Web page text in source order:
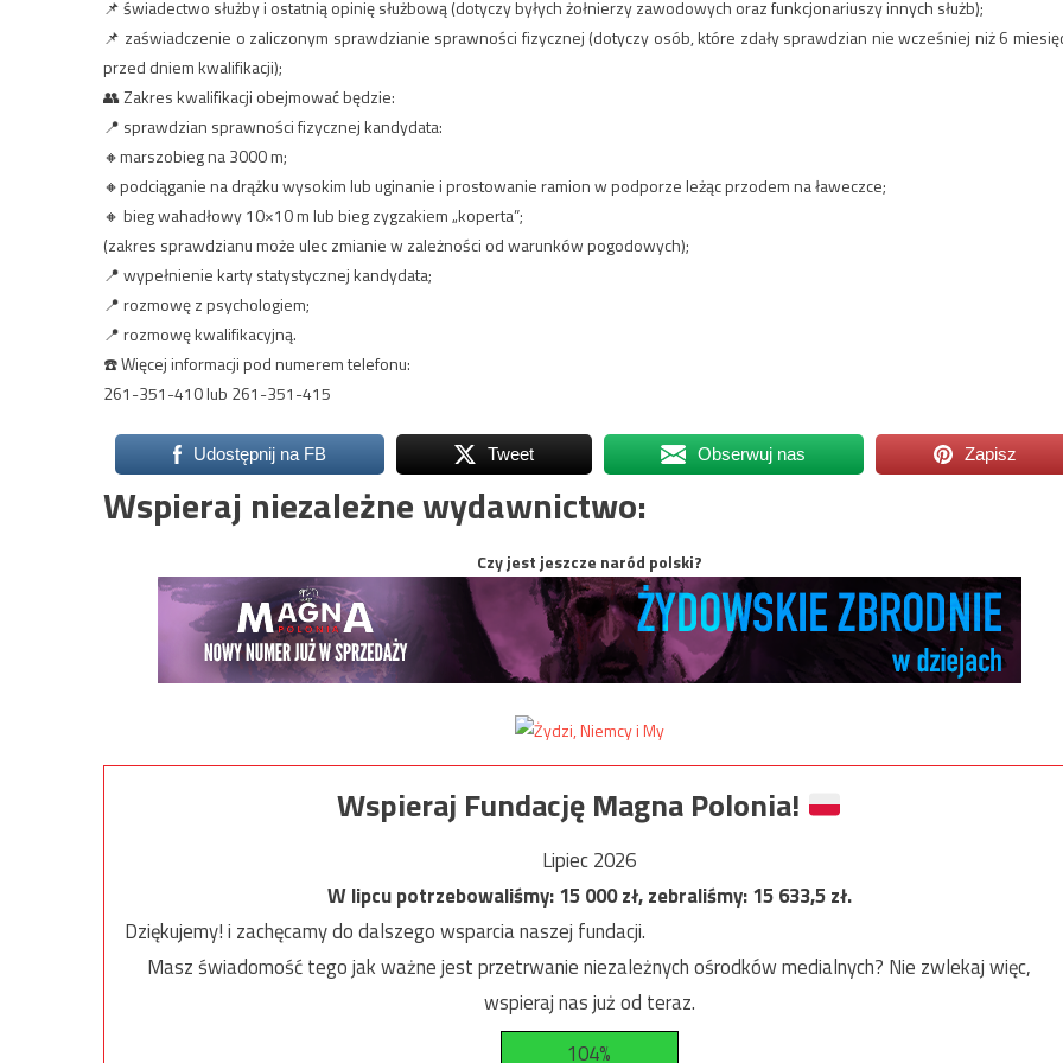
📌 świadectwo służby i ostatnią opinię służbową (dotyczy byłych żołnierzy zawodowych oraz funkcjonariuszy innych służb);
📌 zaświadczenie o zaliczonym sprawdzianie sprawności fizycznej (dotyczy osób, które zdały sprawdzian nie wcześniej niż 6
przed dniem kwalifikacji);
👥 Zakres kwalifikacji obejmować będzie:
📍 sprawdzian sprawności fizycznej kandydata:
🔸marszobieg na 3000 m;
🔸podciąganie na drążku wysokim lub uginanie i prostowanie ramion w podporze leżąc przodem na ławeczce;
🔸 bieg wahadłowy 10×10 m lub bieg zygzakiem „koperta”;
(zakres sprawdzianu może ulec zmianie w zależności od warunków pogodowych);
📍 wypełnienie karty statystycznej kandydata;
📍 rozmowę z psychologiem;
📍 rozmowę kwalifikacyjną.
☎️ Więcej informacji pod numerem telefonu:
261-351-410 lub 261-351-415
Udostępnij na FB Tweet Obserwuj nas Zapisz
Wspieraj niezależne wydawnictwo:
Czy jest jeszcze naród polski?
Wspieraj Fundację Magna Polonia!
Lipiec 2026
W lipcu potrzebowaliśmy:15 000zł, zebraliśmy:15 633,5zł.
Dziękujemy! i zachęcamy do dalszego wsparcia naszej fundacji.
Masz świadomość tego jak ważne jest przetrwanie niezależnych ośrodków medialnych? Nie zwlekaj więc,
wspieraj nas już od teraz.
104%